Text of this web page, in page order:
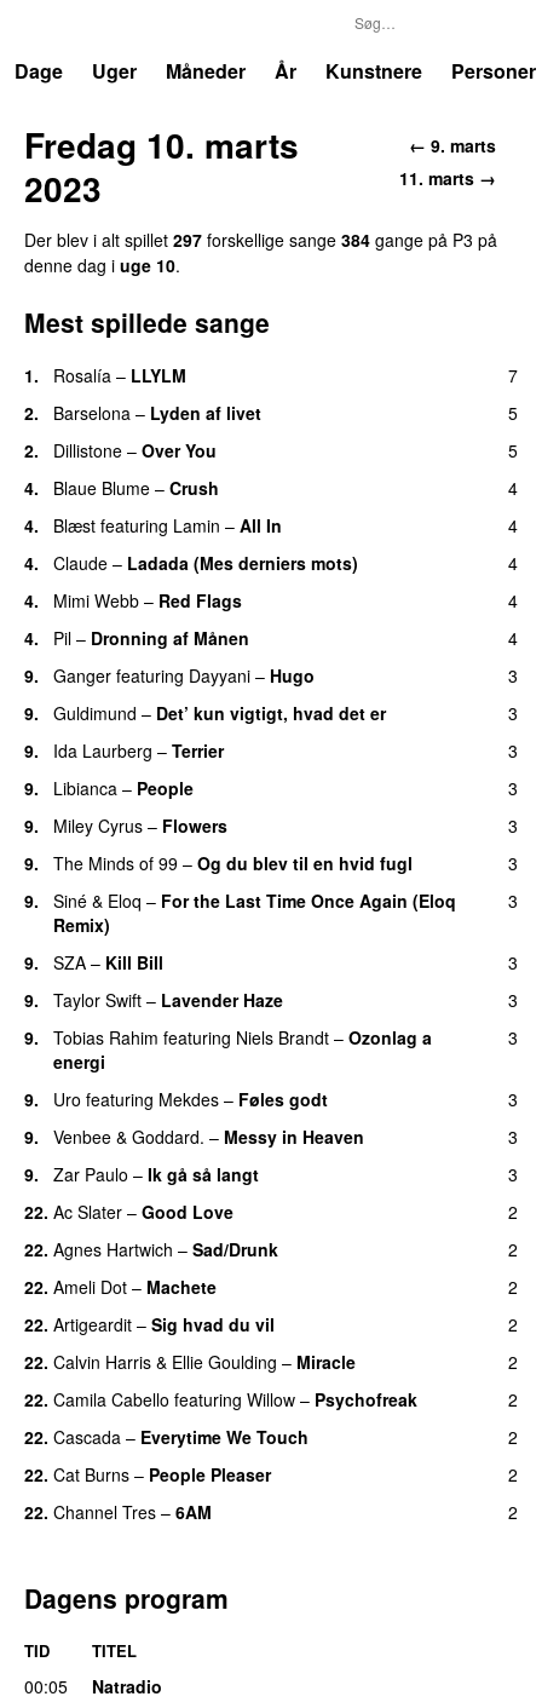
Dage
Uger Måneder År Kunstnere Personer
← 9. marts
11. marts →
Fredag 10. marts
2023
Der blev i alt spillet 297 forskellige sange 384 gange på P3 på
denne dag i uge 10.
Mest spillede sange
1. Rosalía – LLYLM
7
2.
Barselona – Lyden af livet
5
2.
Dillistone – Over You
5
4.
Blaue Blume – Crush
4
4.
Blæst featuring Lamin – All In
4
4.
Claude – Ladada (Mes derniers mots)
4
4.
Mimi Webb – Red Flags
4
4.
Pil – Dronning af Månen
4
9.
Ganger featuring Dayyani – Hugo
3
9.
Guldimund – Det’ kun vigtigt, hvad det er
3
9.
Ida Laurberg – Terrier
3
9.
Libianca – People
3
9.
Miley Cyrus – Flowers
3
9.
The Minds of 99 – Og du blev til en hvid fugl
3
9.
Siné & Eloq – For the Last Time Once Again (Eloq
Remix)
3
9. SZA – Kill Bill
3
9.
Taylor Swift – Lavender Haze
3
9.
Tobias Rahim featuring Niels Brandt – Ozonlag a
energi
3
9. Uro featuring Mekdes – Føles godt
3
9.
Venbee & Goddard. – Messy in Heaven
3
9.
Zar Paulo – Ik gå så langt
3
22. Ac Slater – Good Love
2
22. Agnes Hartwich – Sad/Drunk
2
22. Ameli Dot – Machete
2
22. Artigeardit – Sig hvad du vil
2
22. Calvin Harris & Ellie Goulding – Miracle
2
22. Camila Cabello featuring Willow – Psychofreak
2
22. Cascada – Everytime We Touch
2
22. Cat Burns – People Pleaser
2
22. Channel Tres – 6AM 2
Dagens program
TID TITEL
00:05
Natradio